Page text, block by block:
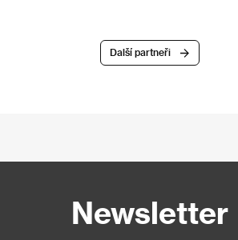
Další partneři
Newsletter